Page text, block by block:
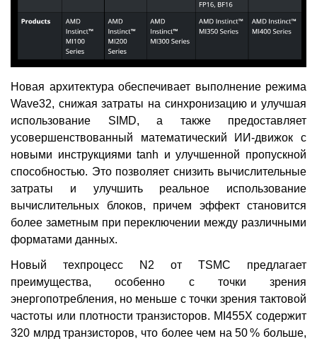
Новая архитектура обеспечивает выполнение режима
Wave32, снижая затраты на синхронизацию и улучшая
использование SIMD, а также предоставляет
усовершенствованный математический ИИ-движок с
новыми инструкциями tanh и улучшенной пропускной
способностью. Это позволяет снизить вычислительные
затраты и улучшить реальное использование
вычислительных блоков, причем эффект становится
более заметным при переключении между различными
форматами данных.
Новый техпроцесс N2 от TSMC предлагает
преимущества, особенно с точки зрения
энергопотребления, но меньше с точки зрения тактовой
частоты или плотности транзисторов. MI455X содержит
320 млрд транзисторов, что более чем на 50 % больше,